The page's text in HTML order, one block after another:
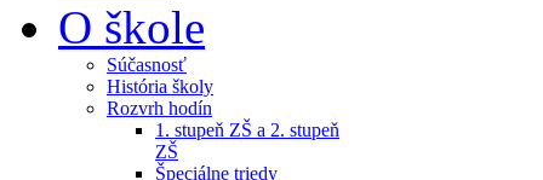
O škole
Súčasnosť
História školy
Rozvrh hodín
1. stupeň ZŠ a 2. stupeň
ZŠ
Špeciálne triedy